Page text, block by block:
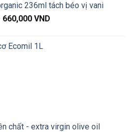
236ml tách béo vị vani
660,000 VND
Ecomil 1L
chất - extra virgin olive oil